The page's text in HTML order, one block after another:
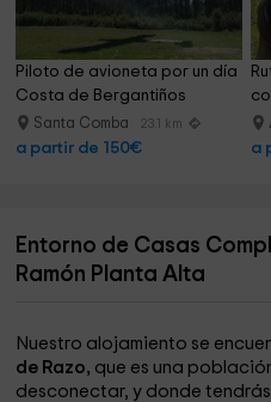
Piloto de avioneta por un día
Costa de Bergantiños
Santa Comba 23.1 km
a partir de 150€ a
Entorno de Casas
Ramón Planta Alta
Nuestro alojamiento se
de Razo, que es una
desconectar, y donde